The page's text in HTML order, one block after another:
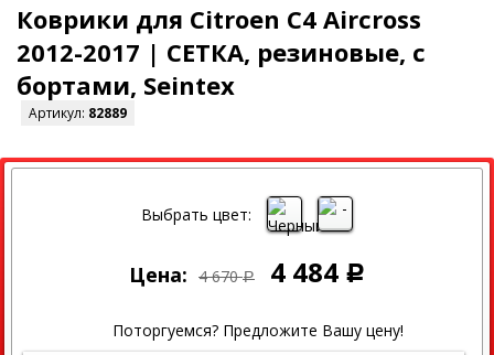
Коврики для Citroen C4 Aircross
2012-2017 | СЕТКА, резиновые, с
бортами, Seintex
Артикул: 82889
СКИДКА
Выбрать цвет:
Цена: 4 670 Р 4 484 Р
Поторгуемся? Предложите Вашу цену!